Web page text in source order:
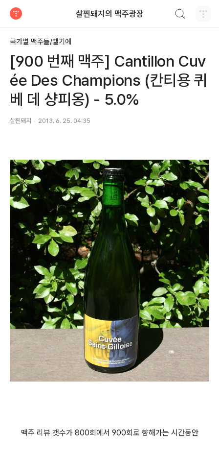
살찐돼지의 맥주광장
국가별 맥주들/벨기에
[900 번째 맥주] Cantillon Cuv
ée Des Champions (칸티용 퀴
베 데 샹피옹) - 5.0%
살찐돼지 2013. 6. 25. 04:35
맥주 리뷰 갯수가 800회에서 900회로 향해가는 시간동안